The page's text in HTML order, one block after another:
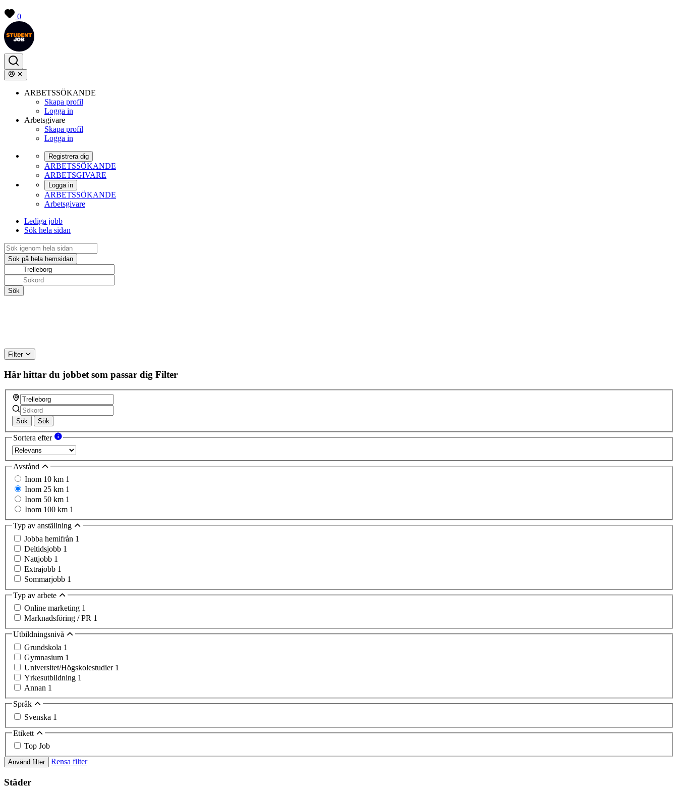
0
ARBETSSÖKANDE
Skapa profil
Logga in
Arbetsgivare
Skapa profil
Logga in
Registrera dig
ARBETSSÖKANDE
ARBETSGIVARE
Logga in
ARBETSSÖKANDE
Arbetsgivare
Lediga jobb
Sök hela sidan
Filter
Här hittar du jobbet som passar dig Filter
Sök Sök
Sortera efter
Avstånd
Inom 10 km 1
Inom 25 km 1
Inom 50 km 1
Inom 100 km 1
Typ av anställning
Jobba hemifrån 1
Deltidsjobb 1
Nattjobb 1
Extrajobb 1
Sommarjobb 1
Typ av arbete
Online marketing 1
Marknadsföring / PR 1
Utbildningsnivå
Grundskola 1
Gymnasium 1
Universitet/Högskolestudier 1
Yrkesutbildning 1
Annan 1
Språk
Svenska 1
Etikett
Top Job
Använd filter Rensa filter
Städer